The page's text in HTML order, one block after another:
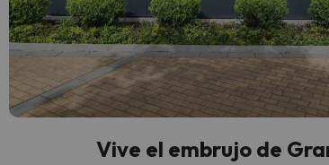
Vive el embrujo de